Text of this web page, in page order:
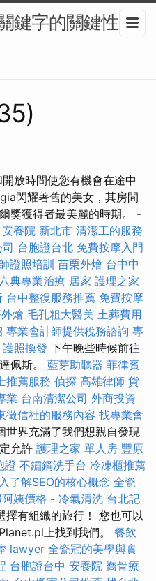
鍵字的關鍵性 -
放時間使您有機會在途中
閃耀著舊的美女，其房間
獎獲得者最美麗的時期。 -
安養院 新北市 清潔工的服務
台胞證台北 免費按摩入門
證照培訓 苗栗外燴 台中中
典專業治療 居家 護理之家
台中整復服務推薦 免費按摩
燴 毛孔粗大醫美 土葬費用
專業會計師提供稅務諮詢 專
護照換發 下午晚些時候前往
佩斯。 藍芽助聽器 菲律賓
推薦服務 偵探 高雄律師 貨
業 台南清潔公司 外商投資
徵信社的服務內容 找專業會
世界充滿了我們想親自發現
允許 護理之家 單人房 豐原
證 不鏽鋼洗手台 冷凍櫃推薦
了解SEO的核心概念 全瓷
姨價格 - 冷氣清洗 台北記
擇有組織的旅行！ 您也可以
上找到我們。 餐飲
lawyer 全瓷冠的美學與實
台胞證台中 安養院 喬骨療